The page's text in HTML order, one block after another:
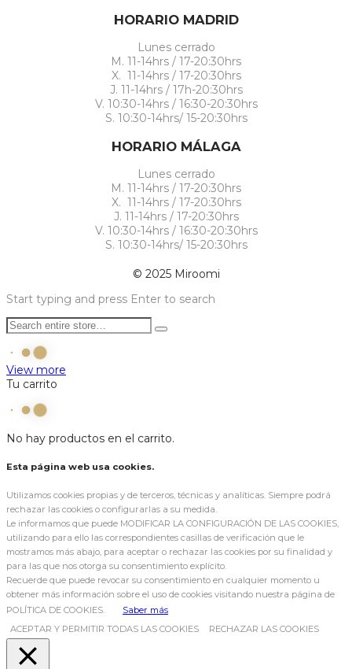
HORARIO MADRID
Lunes cerrado
M. 11-14hrs / 17-20:30hrs
X. 11-14hrs / 17-20:30hrs
J. 11-14hrs / 17h-20:30hrs
V. 10:30-14hrs / 16:30-20:30hrs
S. 10:30-14hrs/ 15-20:30hrs
HORARIO MÁLAGA
Lunes cerrado
M. 11-14hrs / 17-20:30hrs
X. 11-14hrs / 17-20:30hrs
J. 11-14hrs / 17-20:30hrs
V. 10:30-14hrs / 16:30-20:30hrs
S. 10:30-14hrs/ 15-20:30hrs
© 2025 Miroomi
Start typing and press Enter to search
View more
Tu carrito
No hay productos en el carrito.
Esta página web usa cookies.
Utilizamos cookies propias y de terceros, técnicas y analíticas. Siempre podrá
rechazar las cookies o configurarlas a su medida.
Le informamos que puede MODIFICAR LA CONFIGURACIÓN DE LAS COOKIES,
utilizando para ello las correspondientes casillas de verificación que le
mostramos más abajo, para aceptar o rechazar las cookies por su finalidad y
para las que nos otorga su consentimiento explícito.
Recuerde que puede revocar su consentimiento en cualquier momento u
obtener más información sobre el uso de cookies visitando nuestra página de
POLÍTICA DE COOKIES.
Saber más
ACEPTAR Y PERMITIR TODAS LAS COOKIES
RECHAZAR LAS COOKIES